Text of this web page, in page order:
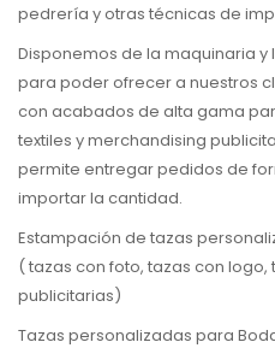
pedrería y otras técnicas de
Disponemos de la maquinaria
para poder ofrecer a nuestros
con acabados de alta gama
textiles y merchandising
permite entregar pedidos de
importar la cantidad.
Estampación de tazas
( tazas con foto, tazas con
publicitarias)
Tazas personalizadas para